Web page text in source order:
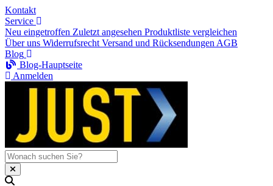
Kontakt
Service
Neu eingetroffen Zuletzt angesehen Produktliste vergleichen
Über uns Widerrufsrecht Versand und Rücksendungen AGB
Blog
Blog-Hauptseite
Anmelden